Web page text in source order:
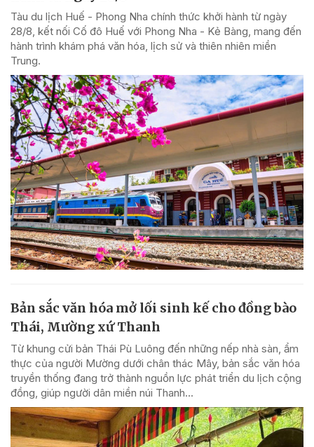
Tàu du lịch Huế - Phong Nha chính thức khởi hành từ ngày
28/8, kết nối Cố đô Huế với Phong Nha - Kẻ Bàng, mang đến
hành trình khám phá văn hóa, lịch sử và thiên nhiên miền
Trung.
Bản sắc văn hóa mở lối sinh kế cho đồng bào
Thái, Mường xứ Thanh
Từ khung cửi bản Thái Pù Luông đến những nếp nhà sàn, ẩm
thực của người Mường dưới chân thác Mây, bản sắc văn hóa
truyền thống đang trở thành nguồn lực phát triển du lịch cộng
đồng, giúp người dân miền núi Thanh...